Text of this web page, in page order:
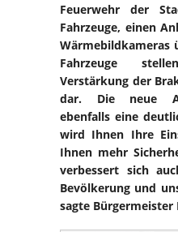
Feuerwehr der
Fahrzeuge, einen
Wärmebildkameras
Fahrzeuge
Verstärkung der
dar. Die neue
ebenfalls eine
wird Ihnen Ihre
Ihnen mehr
verbessert sich
Bevölkerung und
sagte Bürgermeister